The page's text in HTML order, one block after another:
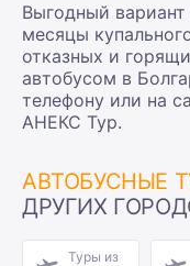
Выгодный
месяцы
отказных и
автобусом в
телефону или на
АНЕКС Тур.
АВТОБУСНЫЕ
ДРУГИХ
Туры из